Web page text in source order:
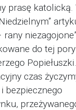
prasę katolicką.
rany
do tej
Popiełuszki.
czas
bezpiecznego